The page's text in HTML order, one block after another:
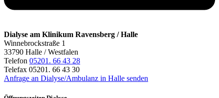
Dialyse am Klinikum Ravensberg / Halle
Winnebrockstraße 1
33790 Halle / Westfalen
Telefon 05201. 66 43 28
Telefax 05201. 66 43 30
Anfrage an Dialyse/Ambulanz in Halle senden